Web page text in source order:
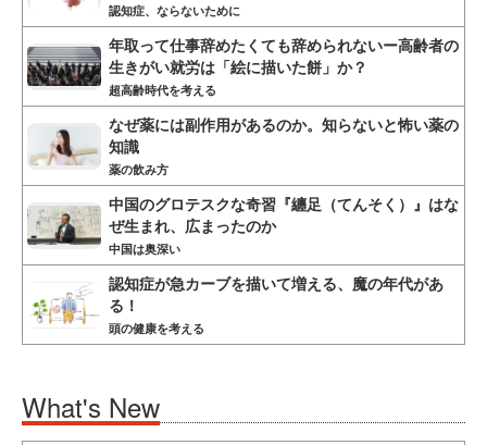
認知症、ならないために
年取って仕事辞めたくても辞められないー高齢者の
生きがい就労は「絵に描いた餅」か？
超高齢時代を考える
なぜ薬には副作用があるのか。知らないと怖い薬の
知識
薬の飲み方
中国のグロテスクな奇習『纏足（てんそく）』はな
ぜ生まれ、広まったのか
中国は奥深い
認知症が急カーブを描いて増える、魔の年代があ
る！
頭の健康を考える
What's New